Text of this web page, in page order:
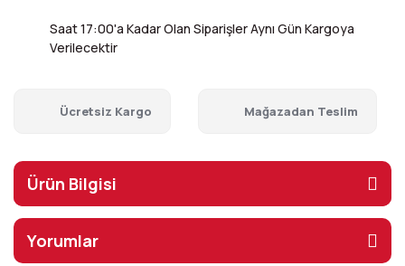
Saat 17:00'a Kadar Olan Siparişler Aynı Gün Kargoya
Verilecektir
Ücretsiz Kargo Mağazadan Teslim
Ürün Bilgisi
Yorumlar